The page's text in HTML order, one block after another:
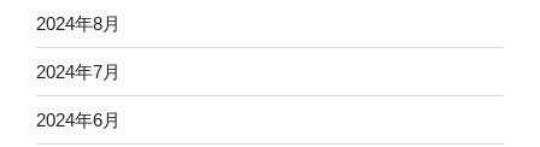
2024年8月
2024年7月
2024年6月